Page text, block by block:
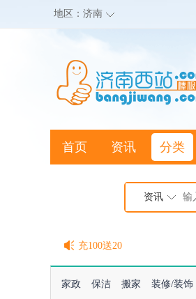
地区： 济南
首页 资讯 分类
资讯
棒极网点卡充值请联系客服
充100送20
家政 保洁 搬家 装修/装饰